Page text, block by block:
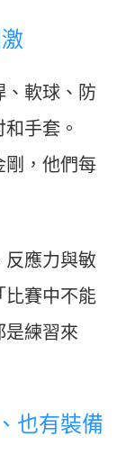
、軟球、防
手套。
剛，他們每
反應力與敏
比賽中不能
是練習來
也有裝備